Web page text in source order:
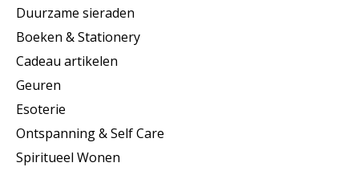
Duurzame sieraden
Boeken & Stationery
Cadeau artikelen
Geuren
Esoterie
Ontspanning & Self Care
Spiritueel Wonen